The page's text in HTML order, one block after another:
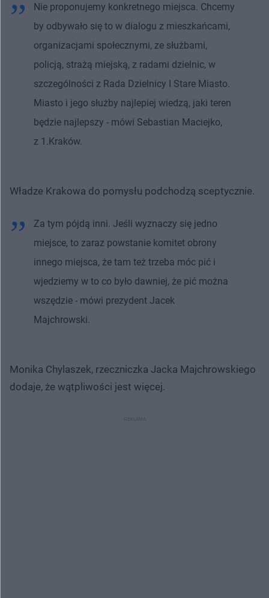
Nie proponujemy konkretnego miejsca. Chcemy
by odbywało się to w dialogu z mieszkańcami,
organizacjami społecznymi, ze służbami,
policją, strażą miejską, z radami dzielnic, w
szczególności z Rada Dzielnicy I Stare Miasto.
Miasto i jego służby najlepiej wiedzą, jaki teren
będzie najlepszy - mówi Sebastian Maciejko,
z 1.Kraków.
Władze Krakowa do pomysłu podchodzą sceptycznie.
Za tym pójdą inni. Jeśli wyznaczy się jedno
miejsce, to zaraz powstanie komitet obrony
innego miejsca, że tam też trzeba móc pić i
wjedziemy w to co było dawniej, że pić można
wszędzie - mówi prezydent Jacek
Majchrowski.
Monika Chylaszek, rzeczniczka Jacka Majchrowskiego
dodaje, że wątpliwości jest więcej.